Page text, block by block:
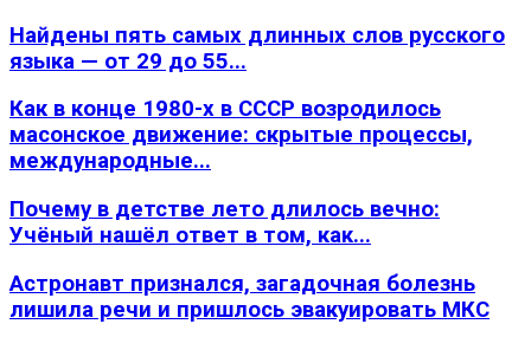
Найдены пять самых длинных слов русского
языка — от 29 до 55...
Как в конце 1980-х в СССР возродилось
масонское движение: скрытые процессы,
международные...
Почему в детстве лето длилось вечно:
Учёный нашёл ответ в том, как...
Астронавт признался, загадочная болезнь
лишила речи и пришлось эвакуировать МКС